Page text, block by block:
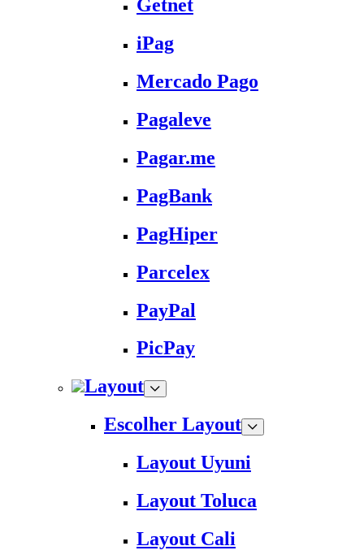
Getnet
iPag
Mercado Pago
Pagaleve
Pagar.me
PagBank
PagHiper
Parcelex
PayPal
PicPay
Layout
Escolher Layout
Layout Uyuni
Layout Toluca
Layout Cali